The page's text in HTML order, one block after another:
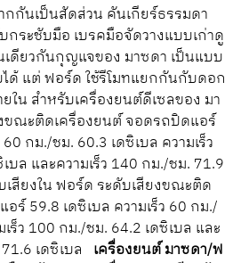
กกันเป็นสัดส่วน คันเกียร์ธรรมดา
ระชับมือ เบรคมือจัดวางแบบเก่าดู
เดียวกันกุญแจของ มาซดา เป็นแบบ
ด้ แต่ ฟอร์ด ใช้รีโมทแยกกันกับดอก
ใน สำหรับเครื่องยนต์ดีเซลของ มา
ขณะติดเครื่องยนต์ จอดรถปิดแอร์
กม./ชม. 60.3 เดซิเบล ความเร็ว
บล และความเร็ว 140 กม./ชม. 71.9
เสียงใน ฟอร์ด ระดับเสียงขณะติด
ร์ 59.8 เดซิเบล ความเร็ว 60 กม./
ร็ว 100 กม./ชม. 64.2 เดซิเบล และ
เดซิเบล เครื่องยนต์ มาซดา/ฟ